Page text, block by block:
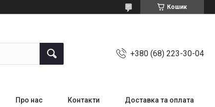
Кошик
+380 (68) 223-30-04
Про нас Контакти Доставка та оплата